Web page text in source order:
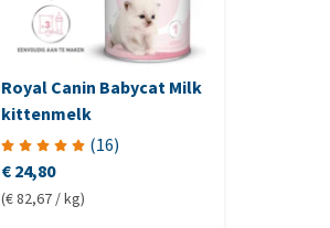
Royal Canin Babycat Milk
kittenmelk
(16)
€ 24,80
(€ 82,67 / kg)